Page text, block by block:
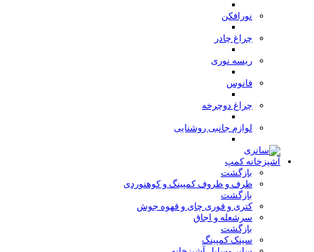
نورافکن
چراغ چادر
ریسه نوری
فانوس
چراغ دوچرخه
لوازم جانبی روشنایی
آشپزخانه کمپ
بازگشت
ظرف و ظروف کمپینگ و کوهنوردی
بازگشت
کتری و قوری چای و قهوه جوش
سرشعله و اجاق
بازگشت
سینک کمپینگ